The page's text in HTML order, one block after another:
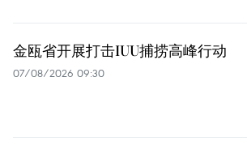
金瓯省开展打击IUU捕捞高峰行动
07/08/2026 09:30